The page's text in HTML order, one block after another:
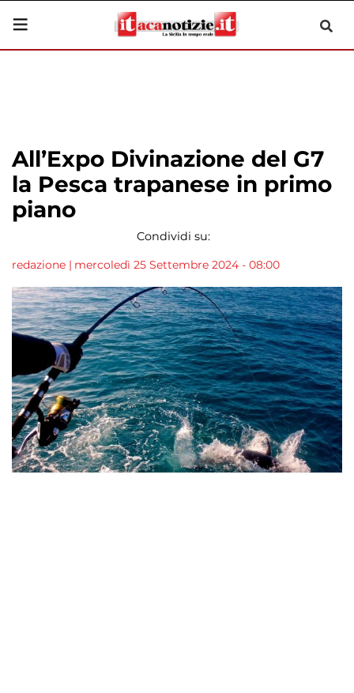
All’Expo Divinazione del G7
la Pesca trapanese in primo
piano
Condividi su:
redazione | mercoledì 25 Settembre 2024 - 08:00